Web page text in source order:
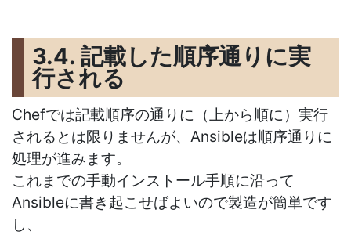
3.4. 記載した順序通りに実
行される
Chefでは記載順序の通りに（上から順に）実行
されるとは限りませんが、Ansibleは順序通りに
処理が進みます。
これまでの手動インストール手順に沿って
Ansibleに書き起こせばよいので製造が簡単です
し、